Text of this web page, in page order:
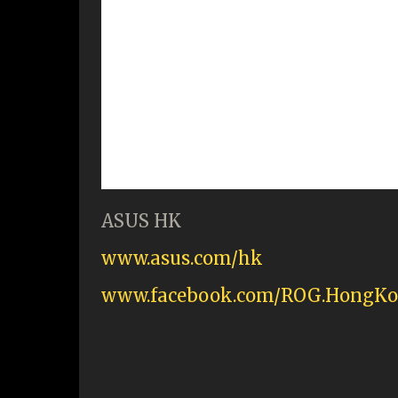
ASUS HK
www.asus.com/hk
www.facebook.com/